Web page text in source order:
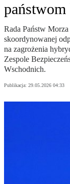
państwom
Rada Państw
skoordynowanej
na zagrożenia
Zespole
Wschodnich.
Publikacja: 29.05.2026 04:33